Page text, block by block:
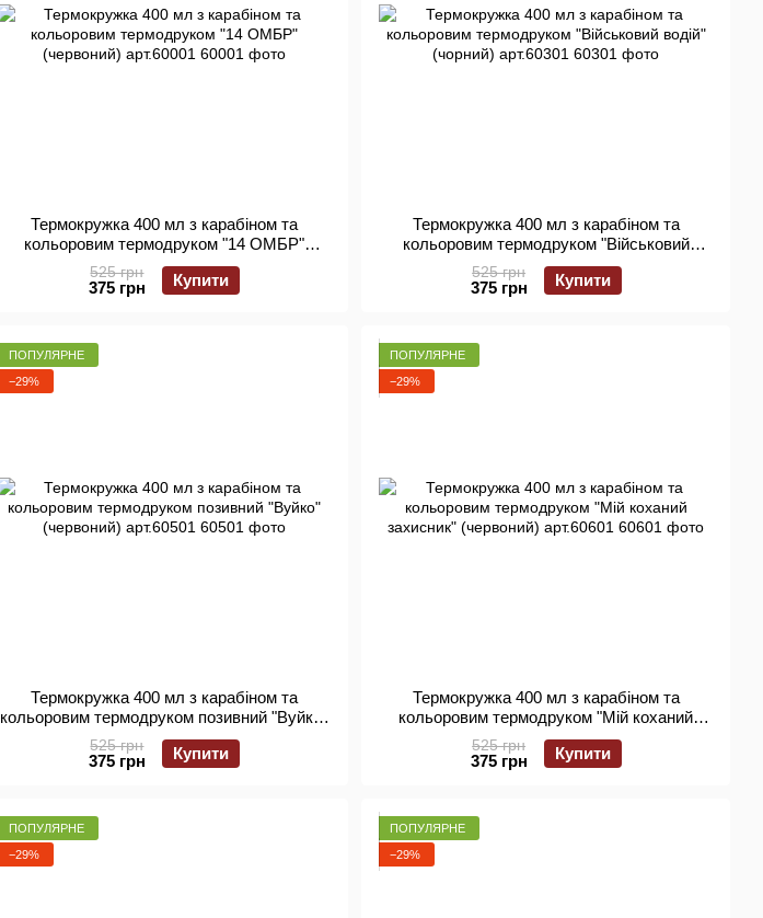
Термокружка 400 мл з карабіном та
кольоровим термодруком "14 ОМБР"
(червоний) арт.60001
525 грн
375 грн Купити
Термокружка 400 мл з карабіном та
кольоровим термодруком "Військовий
водій" (чорний) арт.60301
525 грн
375 грн Купити
ПОПУЛЯРНЕ
−29%
Термокружка 400 мл з карабіном та
кольоровим термодруком позивний "Вуйко"
(червоний) арт.60501
525 грн
375 грн Купити
ПОПУЛЯРНЕ
−29%
Термокружка 400 мл з карабіном та
кольоровим термодруком "Мій коханий
захисник" (червоний) арт.60601
525 грн
375 грн Купити
ПОПУЛЯРНЕ
−29%
ПОПУЛЯРНЕ
−29%